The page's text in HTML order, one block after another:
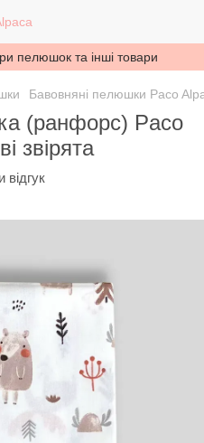
пелюшок та інші товари
Бавовняні пелюшки Paco
(ранфорс) Paco
звірята
відгук